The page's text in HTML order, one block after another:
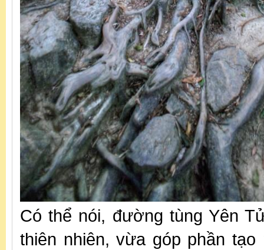
Có thể nói, đường tùng Yên
thiên nhiên, vừa góp phần tạo